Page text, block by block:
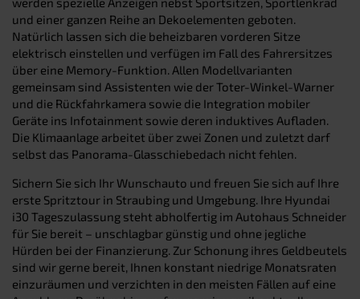
und einer ganzen Reihe an Dekoelementen geboten.
Natürlich lassen sich die beheizbaren vorderen Sitze
elektrisch einstellen und verfügen im Fall des Fahrersitzes
über eine Memory-Funktion. Allen Modellvarianten
gemeinsam sind Assistenten wie der Toter-Winkel-Warner
und die Rückfahrkamera sowie die Integration mobiler
Geräte ins Infotainment sowie deren induktives Aufladen.
Die Klimaanlage arbeitet über zwei Zonen und zuletzt darf
selbst das Panorama-Glasschiebedach nicht fehlen.
Sichern Sie sich Ihr Wunschauto und freuen Sie sich auf Ihre
erste Spritztour in Straubing und Umgebung. Ihre Hyundai
i30 Tageszulassung steht abholfertig im Autohaus Schneider
für Sie bereit – unschlagbar günstig und ohne jegliche
Hürden bei der Finanzierung. Zur Schonung ihres Geldbeutels
sind wir gerne bereit, Ihnen konstant niedrige Monatsraten
einzuräumen und verzichten in den meisten Fällen auf eine